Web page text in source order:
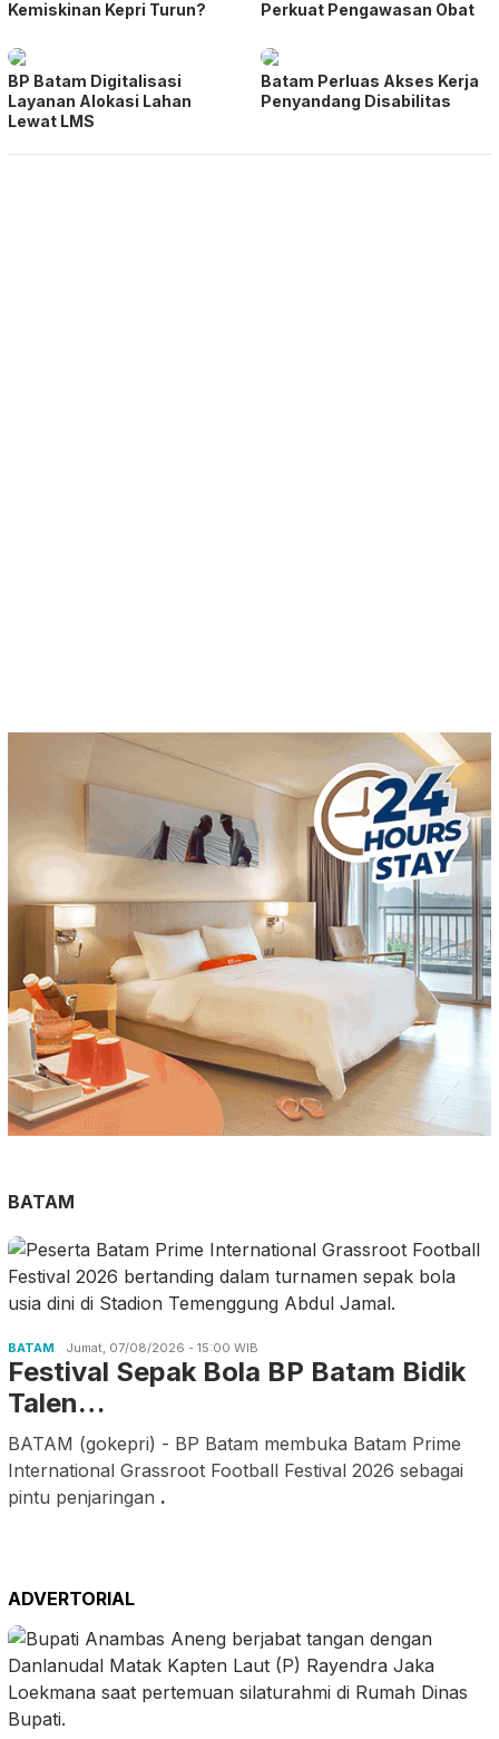
Kemiskinan Kepri Turun? Perkuat Pengawasan Obat
BP Batam Digitalisasi
Layanan Alokasi Lahan
Lewat LMS
Batam Perluas Akses Kerja
Penyandang Disabilitas
BATAM
BATAM Jumat, 07/08/2026 - 15:00 WIB
Festival Sepak Bola BP Batam Bidik
Talen…
BATAM (gokepri) - BP Batam membuka Batam Prime
International Grassroot Football Festival 2026 sebagai
pintu penjaringan .
ADVERTORIAL